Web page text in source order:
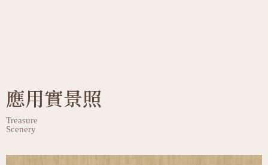
應用實景照
Treasure
Scenery